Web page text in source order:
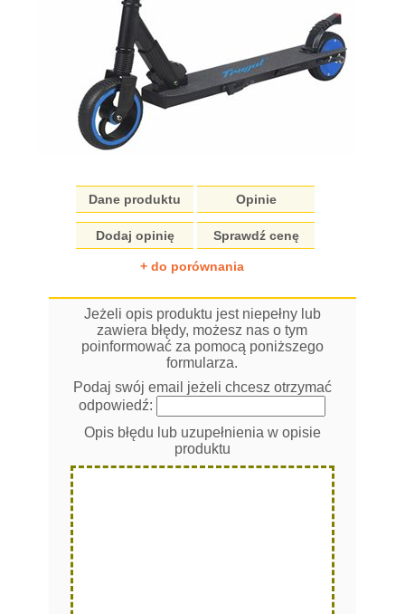
Dane produktu Opinie
Dodaj opinię Sprawdź cenę
+ do porównania
Jeżeli opis produktu jest niepełny lub
zawiera błędy, możesz nas o tym
poinformować za pomocą poniższego
formularza.
Podaj swój email jeżeli chcesz otrzymać
odpowiedź:
Opis błędu lub uzupełnienia w opisie
produktu